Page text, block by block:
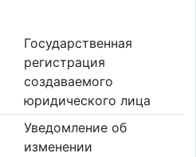
Государственная
регистрация
создаваемого
юридического лица
Уведомление об
изменении